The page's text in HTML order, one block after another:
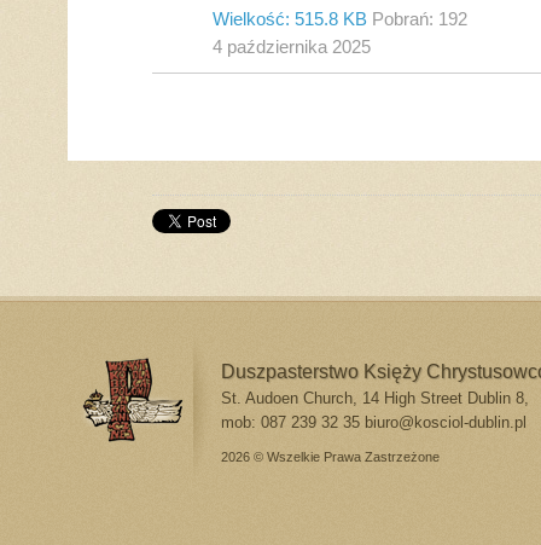
Wielkość: 515.8 KB Pobrań: 192
4 października 2025
Duszpasterstwo Księży
St. Audoen Church, 14 High Street Dublin 8,
mob: 087 239 32 35 biuro@kosciol-dublin.pl
2026 © Wszelkie Prawa Zastrzeżone